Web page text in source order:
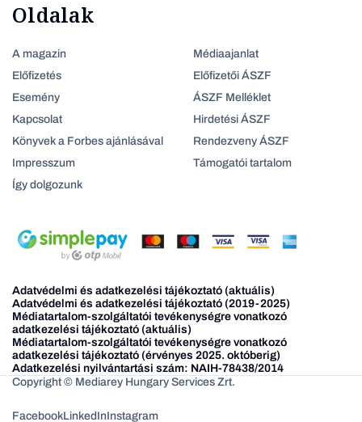
Oldalak
A magazin
Előfizetés
Esemény
Kapcsolat
Könyvek a Forbes ajánlásával
Impresszum
Így dolgozunk
Médiaajanlat
Előfizetői ÁSZF
ÁSZF Melléklet
Hirdetési ÁSZF
Rendezveny ÁSZF
Támogatói tartalom
Adatvédelmi és adatkezelési tájékoztató (aktuális)
Adatvédelmi és adatkezelési tájékoztató (2019-2025)
Médiatartalom-szolgáltatói tevékenységre vonatkozó
adatkezelési tájékoztató (aktuális)
Médiatartalom-szolgáltatói tevékenységre vonatkozó
adatkezelési tájékoztató (érvényes 2025. októberig)
Adatkezelési nyilvántartási szám: NAIH-78438/2014
Copyright © Mediarey Hungary Services Zrt.
FacebookLinkedInInstagram